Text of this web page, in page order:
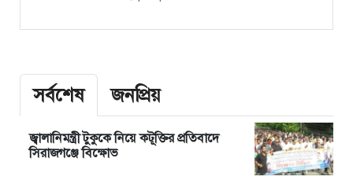
সর্বশেষ জনপ্রিয়
জ্বালানিমন্ত্রী টুকুকে নিয়ে কটূক্তির প্রতিবাদে
সিরাজগঞ্জে বিক্ষোভ